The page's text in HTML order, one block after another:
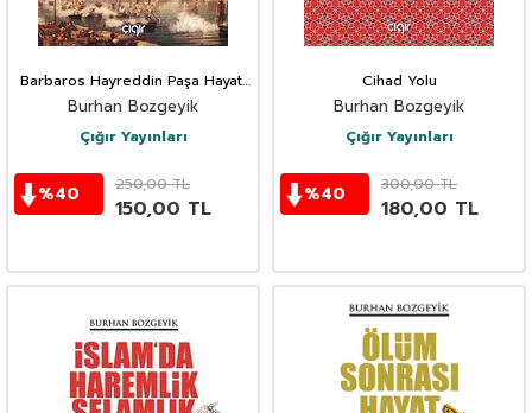
Barbaros Hayreddin Paşa Hayatı
ve Cihadı
Burhan Bozgeyik
Çığır Yayınları
%40 250,00TL
150,00 TL
Cihad Yolu
Burhan Bozgeyik
Çığır Yayınları
%40 300,00TL
180,00 TL